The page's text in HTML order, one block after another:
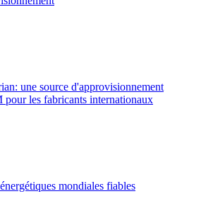
une source d'approvisionnement
les fabricants internationaux
mondiales fiables